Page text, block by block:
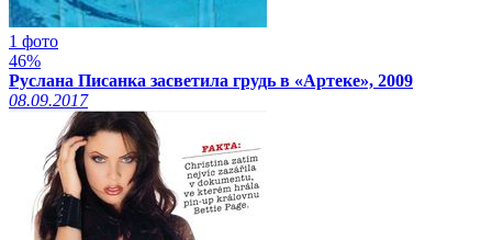
1 фото
46%
Руслана Писанка засветила грудь в «Артеке», 2009
08.09.2017